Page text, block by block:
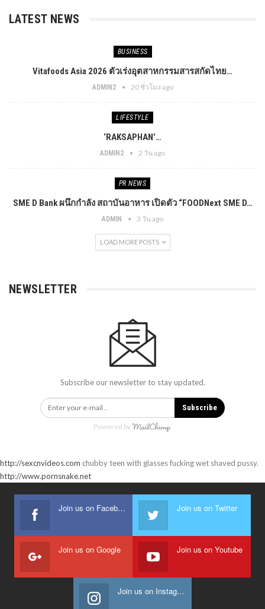
LATEST NEWS
BUSINESS
Vitafoods Asia 2026 ตัวเร่งอุตสาหกรรมสารสกัดไทย…
ADMIN2 20 ชั่วโมง ago
LIFESTYLE
‘RAKSAPHAN’…
ADMIN2 2 วัน ago
PR​ NEWS
SME D Bank ผนึกกำลัง สถาบันอาหาร เปิดตัว “FOODNext SME D…
ADMIN 3 วัน ago
LOAD MORE POSTS
NEWSLETTER
Subscribe our newsletter to stay updated.
Subscribe
Powered by
http://sexcnvideos.com chubby teen with glasses fucking wet shaved pussy.
http://www.pornsnake.net
Join us on Facebook Join us on Twitter
Join us on Google Join us on Youtube
Join us on Instagram